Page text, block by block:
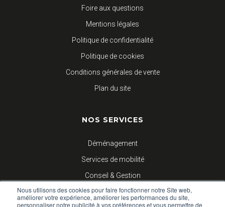
Nous utilisons des cookies pour faire fonctionner notre Site web,
améliorer votre expérience, améliorer les performances du site,
personnaliser notre publicité à vos préférences et vous permettre de
Foire aux questions
Mentions légales
Politique de confidentialité
Politique de cookies
Conditions générales de vente
Plan du site
NOS SERVICES
Déménagement
Services de mobilité
Conseil & Gestion
Logistique d’entreprises